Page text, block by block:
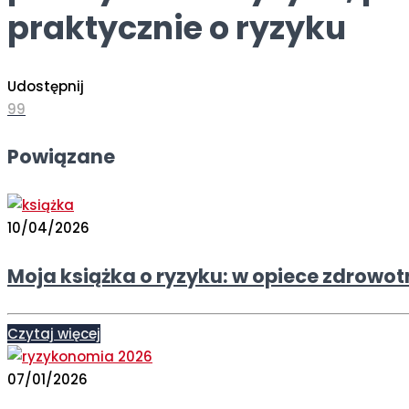
praktycznie o ryzyku
Udostępnij
99
Powiązane
10/04/2026
Moja książka o ryzyku: w opiece
Czytaj więcej
07/01/2026